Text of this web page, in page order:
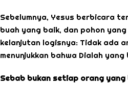
Sebelumnya, Yesus berbicara
buah yang baik, dan pohon
kelanjutan logisnya: Tidak ada
menunjukkan bahwa Dialah
Sebab bukan setiap orang yang